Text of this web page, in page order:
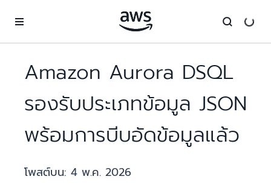
Amazon Aurora DSQL
รองรับประเภทข้อมูล JSON
พร้อมการบีบอัดข้อมูลแล้ว
โพสต์บน: 4 พ.ค. 2026